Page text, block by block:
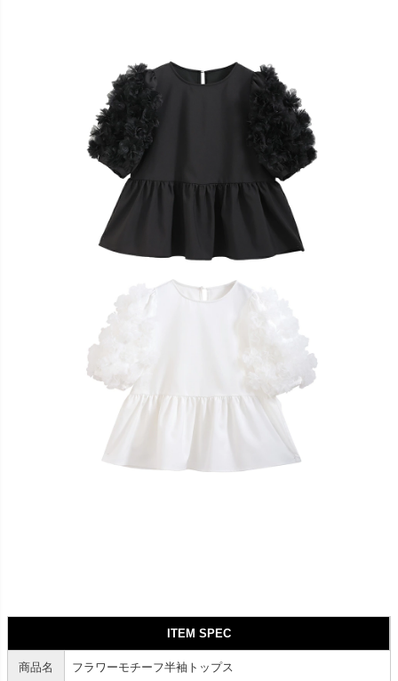
ITEM SPEC
商品名 フラワーモチーフ半袖トップス